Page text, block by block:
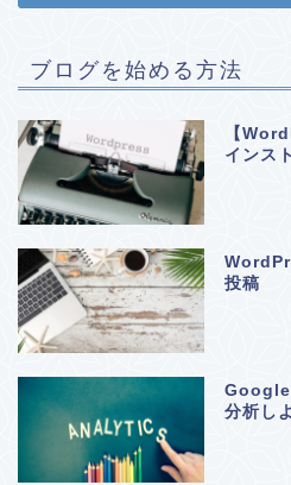
ブログを始める方法
【
インス
投稿
Google
分析し